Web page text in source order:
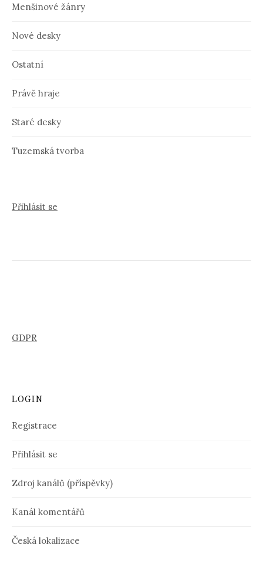
Menšinové žánry
Nové desky
Ostatní
Právě hraje
Staré desky
Tuzemská tvorba
Přihlásit se
GDPR
LOGIN
Registrace
Přihlásit se
Zdroj kanálů (příspěvky)
Kanál komentářů
Česká lokalizace